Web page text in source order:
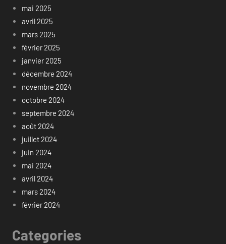
mai 2025
avril 2025
mars 2025
février 2025
janvier 2025
décembre 2024
novembre 2024
octobre 2024
septembre 2024
août 2024
juillet 2024
juin 2024
mai 2024
avril 2024
mars 2024
février 2024
Categories